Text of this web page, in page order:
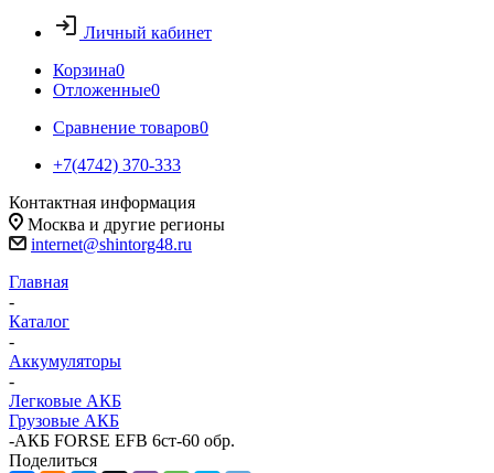
Личный кабинет
Корзина0
Отложенные0
Сравнение товаров0
+7(4742) 370-333
Контактная информация
Москва и другие регионы
internet@shintorg48.ru
Главная
-
Каталог
-
Аккумуляторы
-
Легковые АКБ
Грузовые АКБ
-АКБ FORSE EFB 6ст-60 обр.
Поделиться